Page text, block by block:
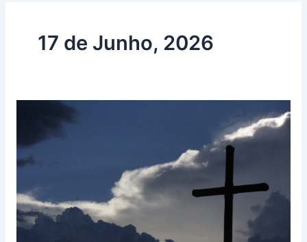
17 de Junho, 2026
Humanos:
Fundação
pontifícia
perseguição
ou
discriminação